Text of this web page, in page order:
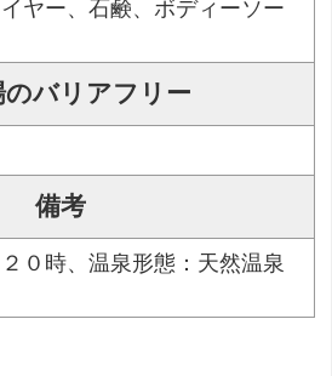
ヤー、石鹸、ボディーソー
のバリアフリー
備考
０時、温泉形態：天然温泉